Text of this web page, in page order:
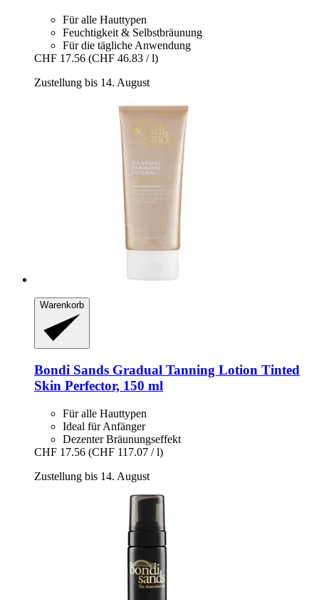
Für alle Hauttypen
Feuchtigkeit & Selbstbräunung
Für die tägliche Anwendung
CHF 17.56 (CHF 46.83 / l)
Zustellung bis 14. August
Warenkorb
Bondi Sands Gradual Tanning Lotion Tinted
Skin Perfector, 150 ml
Für alle Hauttypen
Ideal für Anfänger
Dezenter Bräunungseffekt
CHF 17.56 (CHF 117.07 / l)
Zustellung bis 14. August